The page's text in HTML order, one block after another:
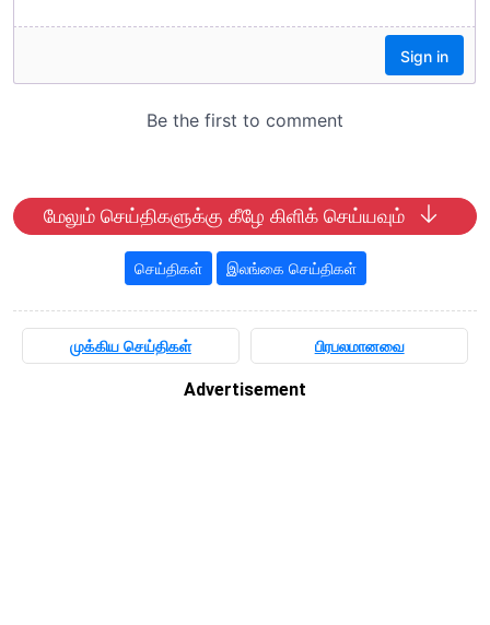
மேலும் செய்திகளுக்கு கீழே கிளிக் செய்யவும்
செய்திகள் இலங்கை செய்திகள்
முக்கிய செய்திகள் பிரபலமானவை
Advertisement